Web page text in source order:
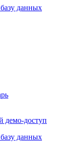
данных